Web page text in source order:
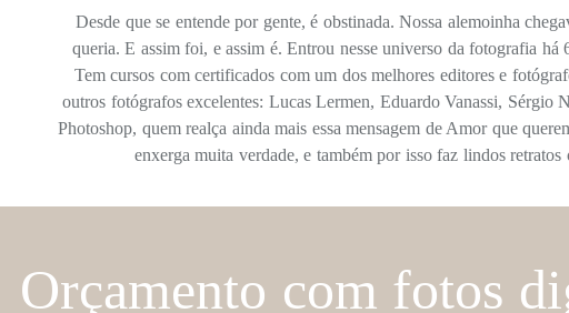
Desde que se entende por gente, é obstinada. Nossa alemoinha
queria. E assim foi, e assim é. Entrou nesse universo da fotografia
Tem cursos com certificados com um dos melhores editores e
outros fotógrafos excelentes: Lucas Lermen, Eduardo Vanassi,
Photoshop, quem realça ainda mais essa mensagem de Amor que
enxerga muita verdade, e também por isso faz lindos
Orçamento com fotos